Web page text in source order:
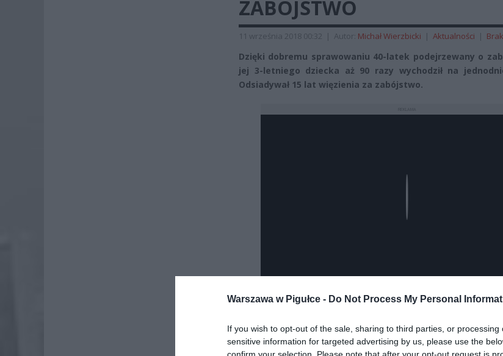
Warszawa w Pigułce - Do Not Process My Personal
If you wish to opt-out of the sale, sharing to third parties, or processing
sensitive information for targeted advertising by us, please use the
confirm your selection. Please note that after your opt-out request is
ZABÓJSTWO
11 września 2018 00:32 | Autor: Michał Wierzbicki | Aktualności |
Dzięki dobremu sprawowaniu 40-latek podejrzewany o
jej 3-letniego dziecka aż 90 razy wychodził na
Odsiadywał 15 lat więzienia za zabójstwo.
Dodaj nas do preferowanych źródeł w Google